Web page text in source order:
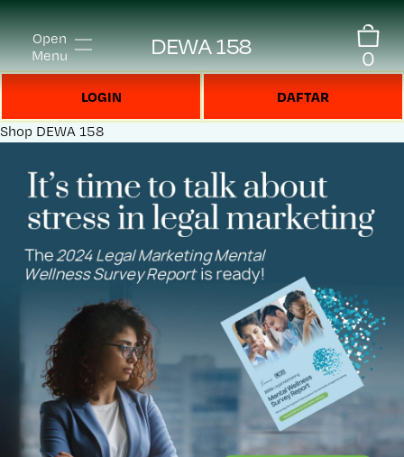
Open
Menu
DEWA 158 0
LOGIN DAFTAR
Shop DEWA 158